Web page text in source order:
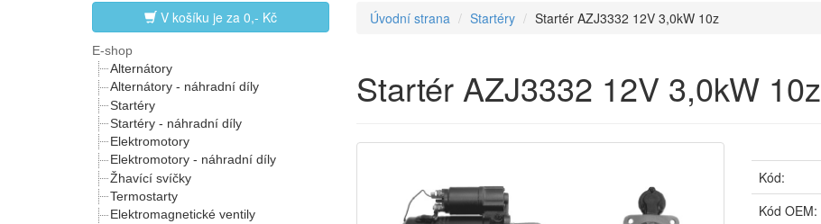
V košíku je za 0,- Kč
E-shop
Alternátory
Alternátory - náhradní díly
Startéry
Startéry - náhradní díly
Elektromotory
Elektromotory - náhradní díly
Žhavící svíčky
Termostarty
Elektromagnetické ventily
Úvodní strana Startéry Startér AZJ3332 12V 3,0kW 10z
Startér AZJ3332 12V 3,0kW 10z
Kód:
Kód OEM: